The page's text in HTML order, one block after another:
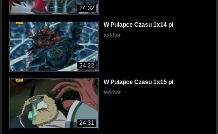
24:32
24:22
W Pulapce Czasu 1x14 pl
terkhor
24:31
W Pulapce Czasu 1x15 pl
terkhor